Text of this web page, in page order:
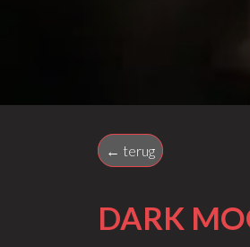
← terug
DARK